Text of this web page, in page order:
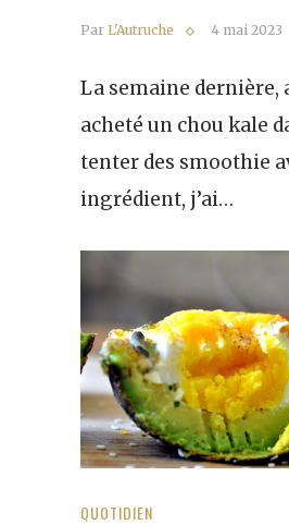
Par L'Autruche 4 mai 2023
La semaine dernière,
acheté un chou kale
tenter des smoothie
ingrédient, j’ai…
QUOTIDIEN